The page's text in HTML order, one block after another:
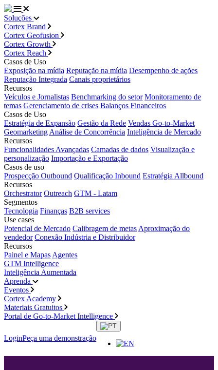
Soluções
Cortex Brand
Cortex Geofusion
Cortex Growth
Cortex Reach
Casos de Uso
Exposição na mídia Reputação na mídia Desempenho de ações
Reputação Integrada Canais proprietários
Recursos
Veículos e Jornalistas Benchmarking do setor Monitoramento de
temas Gerenciamento de crises Balanços Financeiros
Casos de Uso
Estratégia de Expansão Gestão da Rede Vendas Go-to-Market
Geomarketing Análise de Concorrência Inteligência de Mercado
Recursos
Funcionalidades Avançadas Camadas de dados Visualização e
personalização Importação e Exportação
Casos de uso
Prospecção Outbound Qualificação Inbound Estratégia Allbound
Recursos
Orchestrator Outreach GTM - Latam
Segmentos
Tecnologia Finanças B2B services
Use cases
Potencial de Mercado Calibragem de metas Aproximação do
vendedor Conexão Indústria e Distribuidor
Recursos
Painel e Mapas Agentes
GTM Intelligence
Inteligência Aumentada
Aprenda
Eventos
Cortex Academy
Materiais Gratuitos
Portal de Go-to-Market Intelligence
LoginPeça uma demonstração